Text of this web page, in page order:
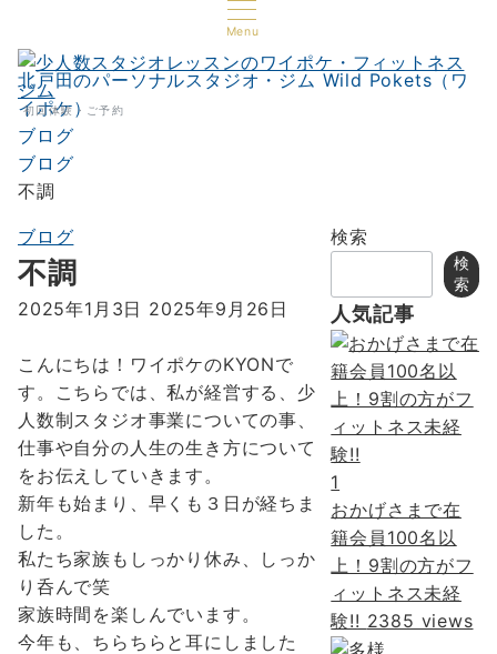
Menu
初回体験・ご予約
北戸田のパーソナルスタジオ・ジム Wild Pokets（ワ
イポケ）
ブログ
ブログ
不調
ブログ
不調
2025年1月3日 2025年9月26日
こんにちは！ワイポケのKYONで
す。こちらでは、私が経営する、少
人数制スタジオ事業についての事、
仕事や自分の人生の生き方について
をお伝えしていきます。
新年も始まり、早くも３日が経ちま
した。
私たち家族もしっかり休み、しっか
り呑んで笑
家族時間を楽しんでいます。
今年も、ちらちらと耳にしました
検索
検
索
人気記事
1
おかげさまで在
籍会員100名以
上！9割の方がフ
ィットネス未経
験!! 2385 views